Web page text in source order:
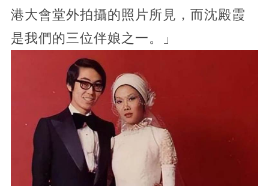
港大會堂外拍攝的照片所見，而沈殿霞
是我們的三位伴娘之一。」